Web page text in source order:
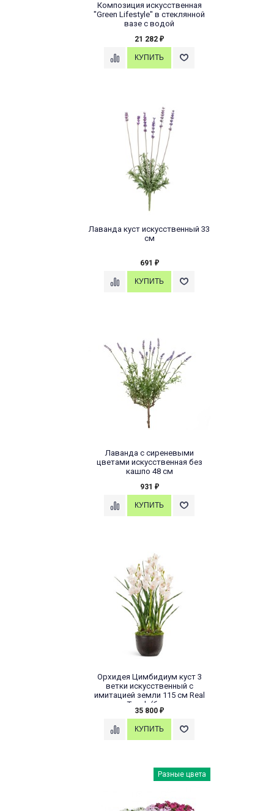
Композиция искусственная
"Green Lifestyle" в стеклянной
вазе с водой
21 282 ₽
Лаванда куст искусственный 33
см
691 ₽
Лаванда с сиреневыми
цветами искусственная без
кашпо 48 см
931 ₽
Орхидея Цимбидиум куст 3
ветки искусственный с
имитацией земли 115 см Real
Touch (без...
35 800 ₽
Разные цвета